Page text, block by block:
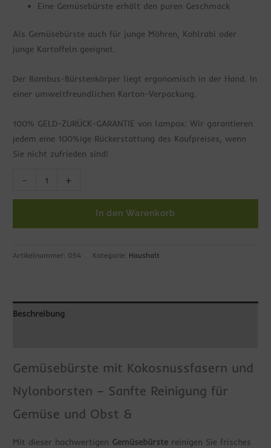
Eine Gemüsebürste erhält den puren Geschmack
Als Gemüsebürste auch für junge Möhren, Kohlrabi oder
junge Kartoffeln geeignet.
Der Bambus-Bürstenkörper liegt ergonomisch in der Hand. In
einer umweltfreundlichen Karton-Verpackung.
100% GELD-ZURÜCK-GARANTIE von lampox: Wir garantieren
jedem eine 100%ige Rückerstattung des Kaufpreises, wenn
Sie nicht zufrieden sind!
- +
In den Warenkorb
Artikelnummer: 054 Kategorie: Haushalt
Beschreibung
Gemüsebürste mit Kokosnussfasern und
Nylonborsten – Sanfte Reinigung für
Gemüse und Obst &
Mit dieser hochwertigen Gemüsebürste reinigen Sie frisches